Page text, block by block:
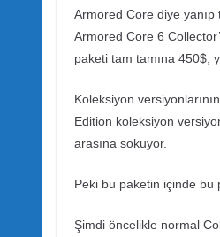
Armored Core diye
Armored Core 6
paketi tam tamına 450$,
Koleksiyon
Edition koleksiyon
arasına sokuyor.
Peki bu paketin içinde bu
Şimdi öncelikle normal